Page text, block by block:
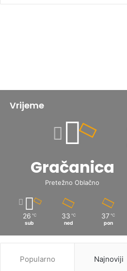
Vrijeme
Gračanica
Pretežno Oblačno
26 ℃
sub
33 ℃
ned
37 ℃
pon
Popularno Najnoviji